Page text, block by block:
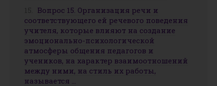
Вопрос 15. Организация речи и
соответствующего ей речевого поведения
учителя, которые влияют на создание
эмоционально-психологической
атмосферы общения педагогов и
учеников, на характер взаимоотношений
между ними, на стиль их работы,
называется …